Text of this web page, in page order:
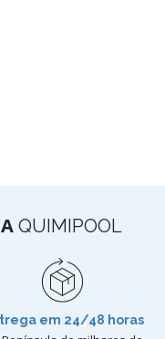
QUIMIPOOL
em 24/48 horas